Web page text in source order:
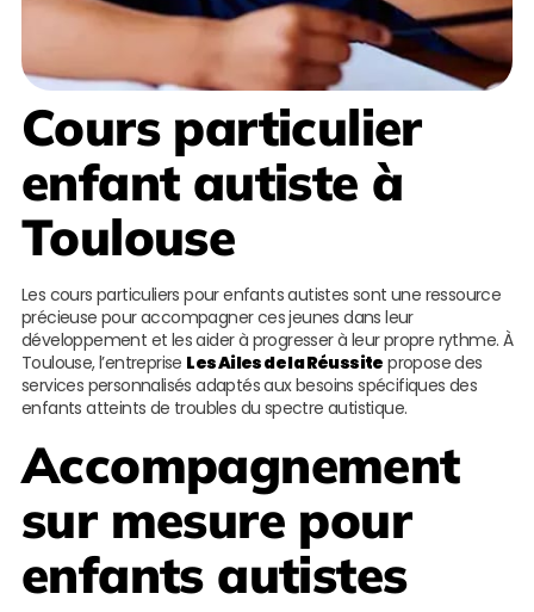
Cours particulier
enfant autiste à
Toulouse
Les cours particuliers pour enfants autistes sont une ressource
précieuse pour accompagner ces jeunes dans leur
développement et les aider à progresser à leur propre rythme. À
Toulouse, l’entreprise Les Ailes de la Réussite propose des
services personnalisés adaptés aux besoins spécifiques des
enfants atteints de troubles du spectre autistique.
Accompagnement
sur mesure pour
enfants autistes